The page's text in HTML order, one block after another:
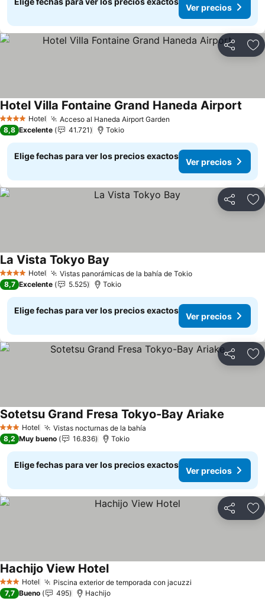
Ver precios
Compartir
4 EstrellasHotel Acceso al Haneda Airport Garden
Hotel Villa Fontaine Grand Haneda Airport
8,8 Excelente 41.721 Tokio
Elige fechas para ver los precios exactos
Ver precios
Compartir
4 EstrellasHotel Vistas panorámicas de la bahía de TokioVer precios
La Vista Tokyo Bay
8,7 Excelente 5.525 Tokio
Elige fechas para ver los precios exactos
Ver precios
Compartir
3 Estrellas
Hotel Vistas nocturnas de la bahía
Sotetsu Grand Fresa Tokyo-Bay Ariake
8,2 Muy bueno 16.836 Tokio
Elige fechas para ver los precios exactos
Ver precios
Compartir
3 Estrellas
Hotel Piscina exterior de temporada con jacuzzi
Hachijo View HotelVer precios
7,7 Bueno 495 Hachijo